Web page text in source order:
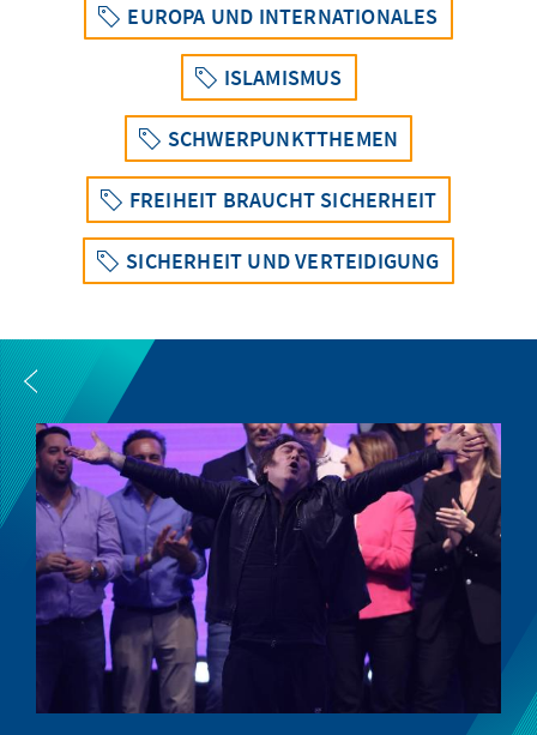
EUROPA UND INTERNATIONALES
ISLAMISMUS
SCHWERPUNKTTHEMEN
FREIHEIT BRAUCHT SICHERHEIT
SICHERHEIT UND VERTEIDIGUNG